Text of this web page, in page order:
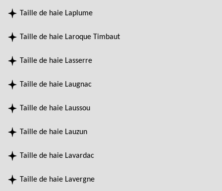
Taille de haie Laplume
Taille de haie Laroque Timbaut
Taille de haie Lasserre
Taille de haie Laugnac
Taille de haie Laussou
Taille de haie Lauzun
Taille de haie Lavardac
Taille de haie Lavergne